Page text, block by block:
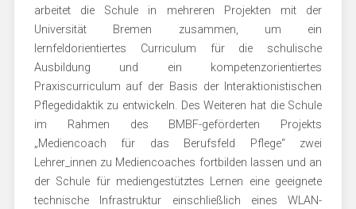
arbeitet die Schule in mehreren Projekten mit der
Universität Bremen zusammen, um ein
lernfeldorientiertes Curriculum für die schulische
Ausbildung und ein kompetenzorientiertes
Praxiscurriculum auf der Basis der Interaktionistischen
Pflegedidaktik zu entwickeln. Des Weiteren hat die Schule
im Rahmen des BMBF-geförderten Projekts
„Mediencoach für das Berufsfeld Pflege“ zwei
Lehrer_innen zu Mediencoaches fortbilden lassen und an
der Schule für mediengestütztes Lernen eine geeignete
technische Infrastruktur einschließlich eines WLAN-